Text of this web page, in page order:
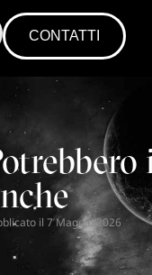
CONTATTI
il 7 Maggio 2026
CONTATTI